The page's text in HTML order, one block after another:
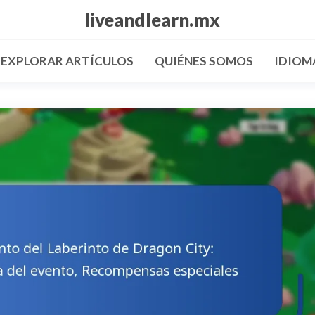
liveandlearn.mx
EXPLORAR ARTÍCULOS QUIÉNES SOMOS